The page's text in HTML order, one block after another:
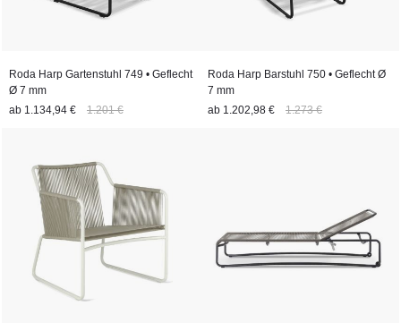
Roda Harp Gartenstuhl 749 • Geflecht
Ø 7 mm
ab 1.134,94 € 1.201 €
Roda Harp Barstuhl 750 • Geflecht Ø
7 mm
ab 1.202,98 € 1.273 €